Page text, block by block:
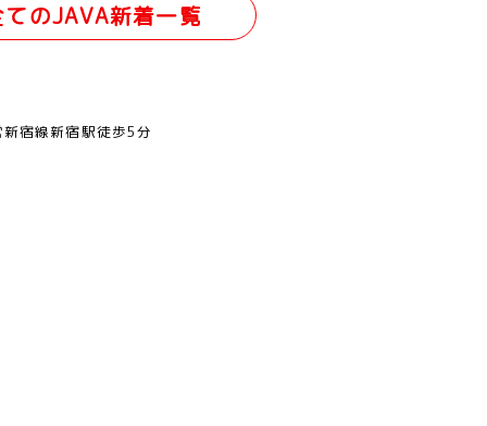
てのJAVA新着一覧
新宿線新宿駅徒歩5分